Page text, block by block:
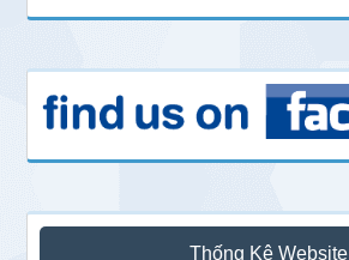
Thống Kê Website